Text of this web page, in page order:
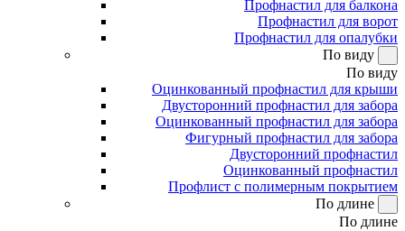
Профнастил для балкона
Профнастил для ворот
Профнастил для опалубки
По виду
По виду
Оцинкованный профнастил для крыши
Двусторонний профнастил для забора
Оцинкованный профнастил для забора
Фигурный профнастил для забора
Двусторонний профнастил
Оцинкованный профнастил
Профлист с полимерным покрытием
По длине
По длине